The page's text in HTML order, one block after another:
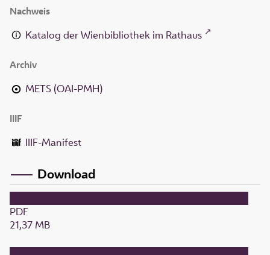
Nachweis
Katalog der Wienbibliothek im Rathaus
Archiv
METS (OAI-PMH)
IIIF
IIIF-Manifest
Download
PDF
21,37 MB